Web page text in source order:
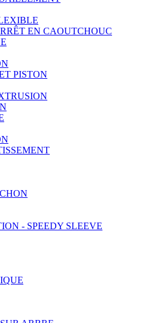
EN CAOUTCHOUC
PISTON
- SPEEDY SLEEVE